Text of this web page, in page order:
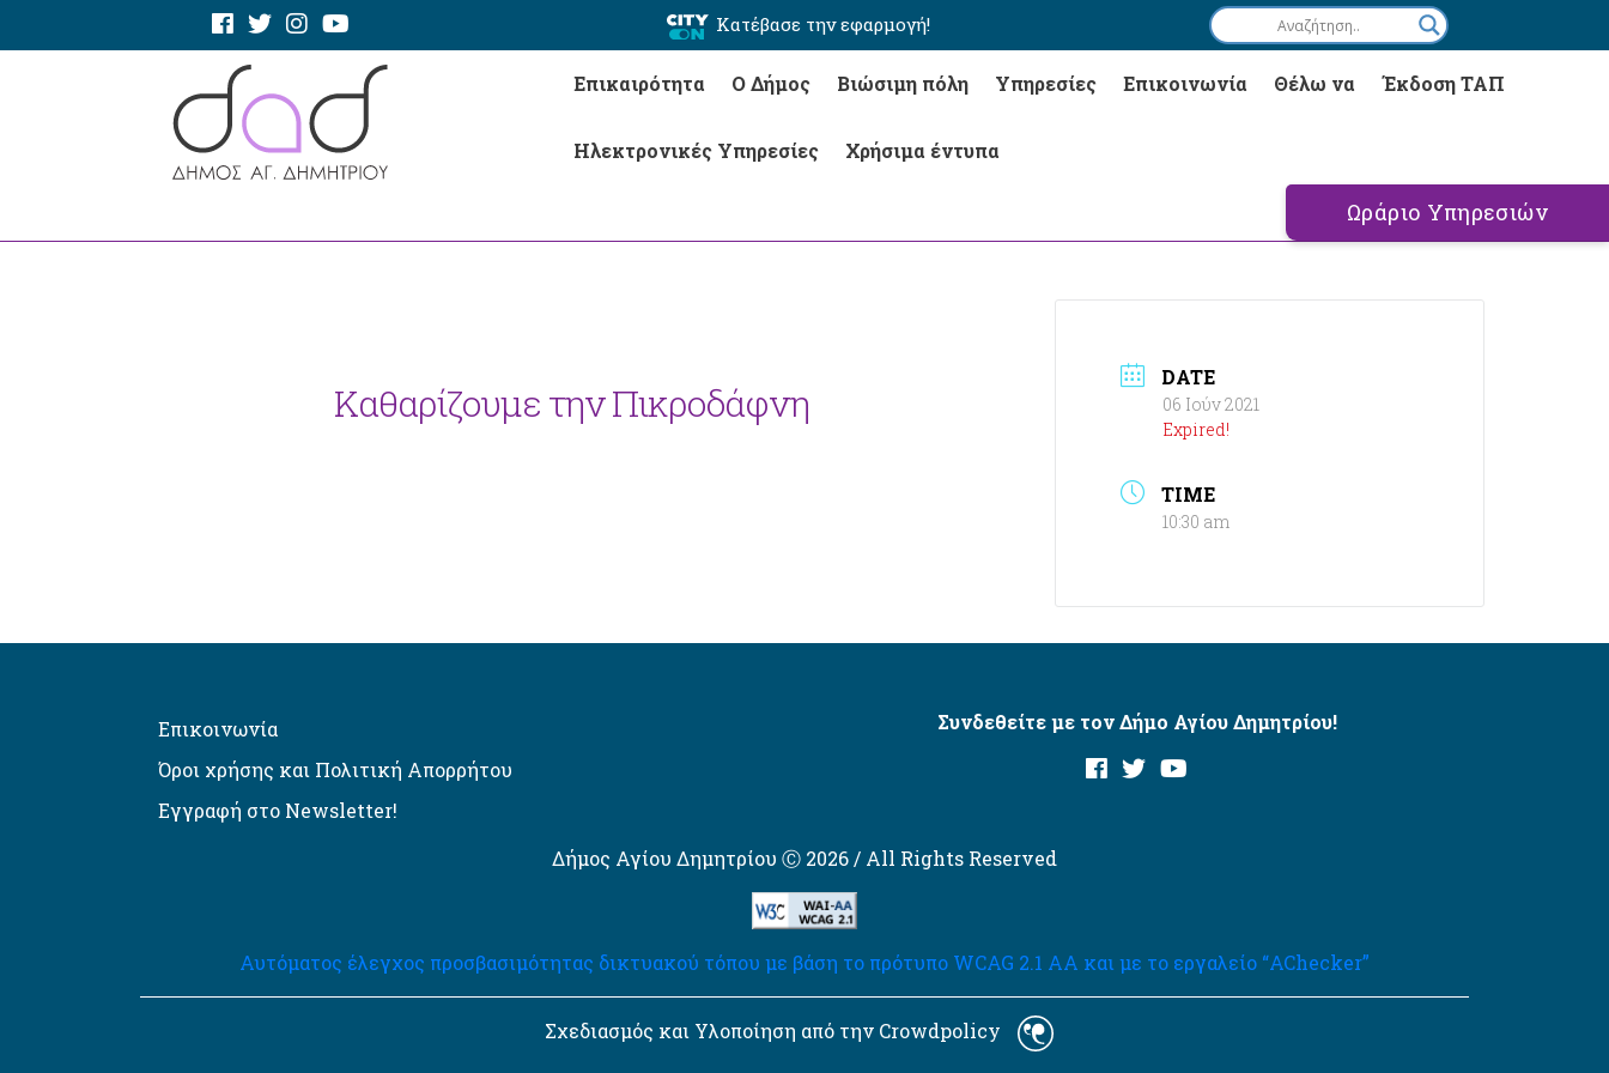
Κατέβασε την εφαρμογή!
Επικαιρότητα Ο Δήμος Βιώσιμη πόλη Υπηρεσίες Επικοινωνία Θέλω να Έκδοση ΤΑΠ
Ηλεκτρονικές Υπηρεσίες Χρήσιμα έντυπα
Ωράριο Υπηρεσιών
Καθαρίζουμε την Πικροδάφνη
DATE
06 Ιούν 2021
Expired!
TIME
10:30 am
Επικοινωνία
Όροι χρήσης και Πολιτική Απορρήτου
Εγγραφή στο Newsletter!
Συνδεθείτε με τον Δήμο Αγίου Δημητρίου!
Δήμος Αγίου Δημητρίου Ⓒ 2026 / All Rights Reserved
Αυτόματος έλεγχος προσβασιμότητας δικτυακού τόπου με βάση το πρότυπο WCAG 2.1 AA και με το εργαλείο “AChecker”
Σχεδιασμός και Υλοποίηση από την Crowdpolicy